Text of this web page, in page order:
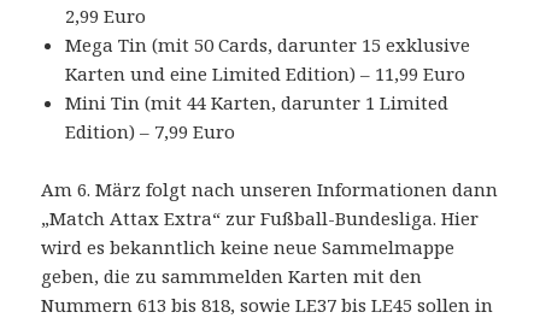
2,99 Euro
Mega Tin (mit 50 Cards, darunter 15 exklusive
Karten und eine Limited Edition) – 11,99 Euro
Mini Tin (mit 44 Karten, darunter 1 Limited
Edition) – 7,99 Euro
Am 6. März folgt nach unseren Informationen dann
„Match Attax Extra“ zur Fußball-Bundesliga. Hier
wird es bekanntlich keine neue Sammelmappe
geben, die zu sammmelden Karten mit den
Nummern 613 bis 818, sowie LE37 bis LE45 sollen in